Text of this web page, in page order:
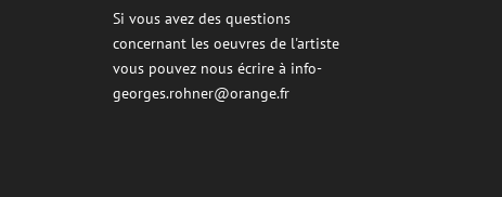
Si vous avez des questions
concernant les oeuvres de l'artiste
vous pouvez nous écrire à info-
georges.rohner@orange.fr